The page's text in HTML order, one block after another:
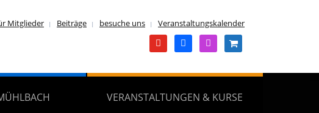
Mitglieder Beiträge besuche uns Veranstaltungskalender
youtubefacebookinstagramshopping-
VERANSTALTUNGEN & KURSE